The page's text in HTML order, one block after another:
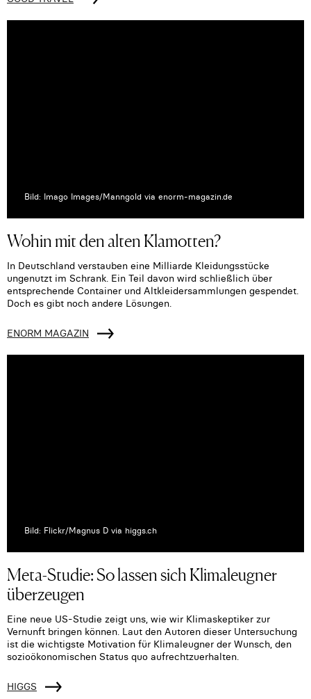
Bild: Imago Images/Manngold via enorm-magazin.de
Wohin mit den alten Klamotten?
In Deutschland verstauben eine Milliarde Kleidungsstücke
ungenutzt im Schrank. Ein Teil davon wird schließlich über
entsprechende Container und Altkleidersammlungen gespendet.
Doch es gibt noch andere Lösungen.
ENORM MAGAZIN
Bild: Flickr/Magnus D via higgs.ch
Meta-Studie: So lassen sich Klimaleugner
überzeugen
Eine neue US-Studie zeigt uns, wie wir Klimaskeptiker zur
Vernunft bringen können. Laut den Autoren dieser Untersuchung
ist die wichtigste Motivation für Klimaleugner der Wunsch, den
sozioökonomischen Status quo aufrechtzuerhalten.
HIGGS